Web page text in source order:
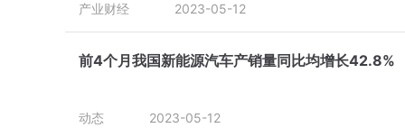
产业财经 2023-05-12
前4个月我国新能源汽车产销量同比均增长42.8%
动态 2023-05-12